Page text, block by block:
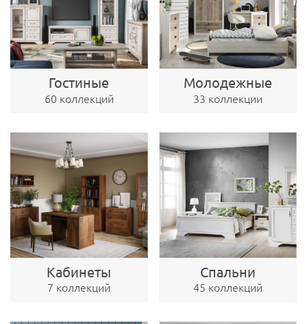
Гостиные
60 коллекций
Молодежные
33 коллекции
Кабинеты
7 коллекций
Спальни
45 коллекций